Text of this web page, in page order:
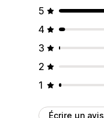
5
4
3
2
1
Écrire un avis